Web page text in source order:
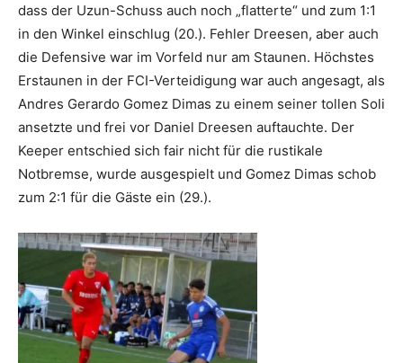
dass der Uzun-Schuss auch noch „flatterte“ und zum 1:1
in den Winkel einschlug (20.). Fehler Dreesen, aber auch
die Defensive war im Vorfeld nur am Staunen. Höchstes
Erstaunen in der FCI-Verteidigung war auch angesagt, als
Andres Gerardo Gomez Dimas zu einem seiner tollen Soli
ansetzte und frei vor Daniel Dreesen auftauchte. Der
Keeper entschied sich fair nicht für die rustikale
Notbremse, wurde ausgespielt und Gomez Dimas schob
zum 2:1 für die Gäste ein (29.).